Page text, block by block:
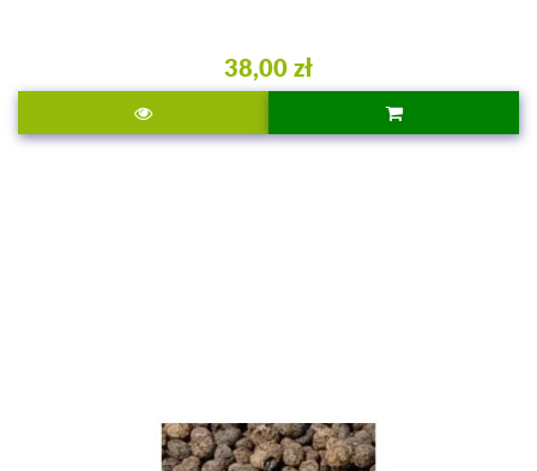
38,00 zł